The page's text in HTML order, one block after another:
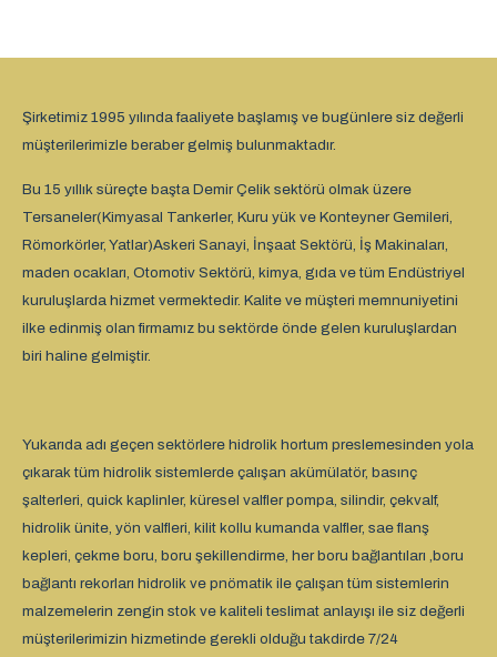
Şirketimiz 1995 yılında faaliyete başlamış ve bugünlere siz değerli
müşterilerimizle beraber gelmiş bulunmaktadır.
Bu 15 yıllık süreçte başta Demir Çelik sektörü olmak üzere
Tersaneler(Kimyasal Tankerler, Kuru yük ve Konteyner Gemileri,
Römorkörler, Yatlar)Askeri Sanayi, İnşaat Sektörü, İş Makinaları,
maden ocakları, Otomotiv Sektörü, kimya, gıda ve tüm Endüstriyel
kuruluşlarda hizmet vermektedir. Kalite ve müşteri memnuniyetini
ilke edinmiş olan firmamız bu sektörde önde gelen kuruluşlardan
biri haline gelmiştir.
Yukarıda adı geçen sektörlere hidrolik hortum preslemesinden yola
çıkarak tüm hidrolik sistemlerde çalışan akümülatör, basınç
şalterleri, quick kaplinler, küresel valfler pompa, silindir, çekvalf,
hidrolik ünite, yön valfleri, kilit kollu kumanda valfler, sae flanş
kepleri, çekme boru, boru şekillendirme, her boru bağlantıları ,boru
bağlantı rekorları hidrolik ve pnömatik ile çalışan tüm sistemlerin
malzemelerin zengin stok ve kaliteli teslimat anlayışı ile siz değerli
müşterilerimizin hizmetinde gerekli olduğu takdirde 7/24